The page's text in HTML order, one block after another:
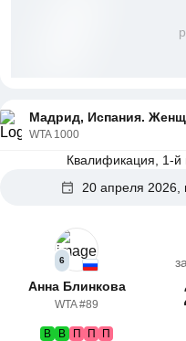
Мадрид, Испания.
WTA 1000
Квалификация, 1-й
20 апреля 2026,
6
Анна Блинкова
WTA #89
В В П П П